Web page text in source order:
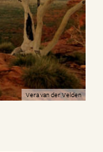
Vera van der Velden